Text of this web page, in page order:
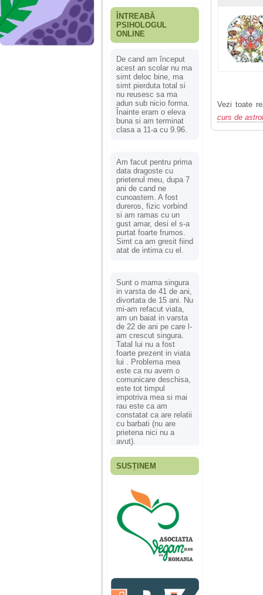
ÎNTREABĂ
PSIHOLOGUL
ONLINE
De cand am început
acest an scolar nu ma
simt deloc bine, ma
simt pierduta total si
nu reusesc sa ma
adun sub nicio forma.
Înainte eram o eleva
buna si am terminat
clasa a 11-a cu 9.96.
Am facut pentru prima
data dragoste cu
prietenul meu, dupa 7
ani de cand ne
cunoastem. A fost
dureros, fizic vorbind
si am ramas cu un
gust amar, desi el s-a
purtat foarte frumos.
Simt ca am gresit fiind
atat de intima cu el.
Sunt o mama singura
in varsta de 41 de ani,
divortata de 15 ani. Nu
mi-am refacut viata,
am un baiat in varsta
de 22 de ani pe care l-
am crescut singura.
Tatal lui nu a fost
foarte prezent in viata
lui . Problema mea
este ca nu avem o
comunicare deschisa,
este tot timpul
impotriva mea si mai
rau este ca am
constatat ca are relatii
cu barbati (nu are
prietena nici nu a
avut).
Fiica mea s-a nascut
ani, privind in urma
realizez cat de multe
greseli am facut in
educatia si cresterea
ei, am fost o mama
egoista, preocupata
de implinirea
profesionala, cand ea
era mica am neglijat-
agresiva, orice
greseala era taxata cu
SUSȚINEM
Vezi toate
curs de